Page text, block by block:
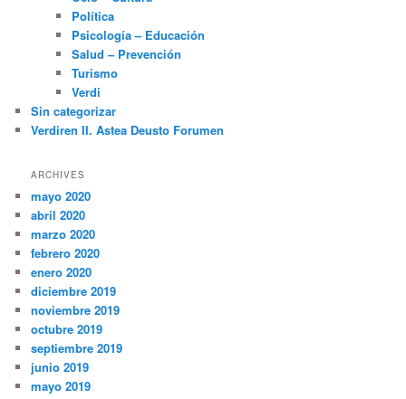
Política
Psicología – Educación
Salud – Prevención
Turismo
Verdi
Sin categorizar
Verdiren II. Astea Deusto Forumen
ARCHIVES
mayo 2020
abril 2020
marzo 2020
febrero 2020
enero 2020
diciembre 2019
noviembre 2019
octubre 2019
septiembre 2019
junio 2019
mayo 2019